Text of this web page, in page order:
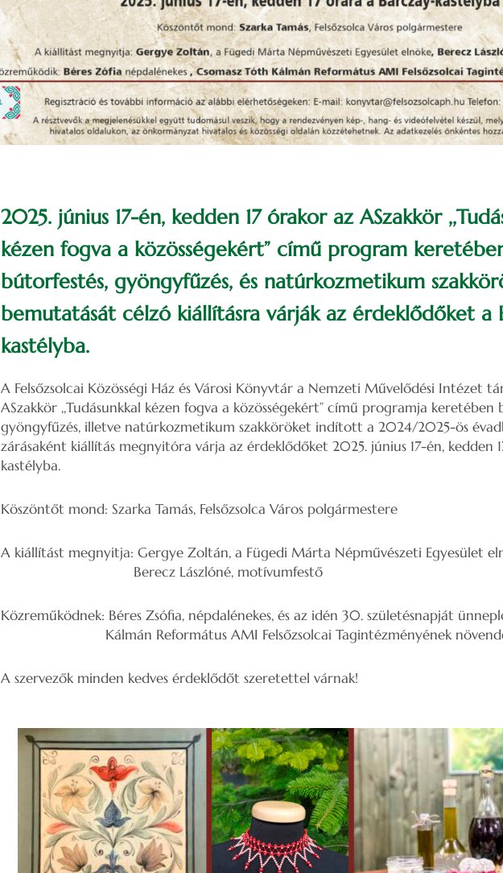
2025. június 17-én, kedden 17 órakor az ASzakkör
kézen fogva a közösségekért” című program
bútorfestés, gyöngyfűzés, és natúrkozmetikum
bemutatását célzó kiállításra várják az érdeklődőket a
kastélyba.
A Felsőzsolcai Közösségi Ház és Városi Könyvtár a Nemzeti Művelődési Intézet
ASzakkör ,,Tudásunkkal kézen fogva a közösségekért” című programja keretében
gyöngyfűzés, illetve natúrkozmetikum szakköröket indított a 2024/2025-ös
zárásaként kiállítás megnyitóra várja az érdeklődőket 2025. június 17-én, kedden
kastélyba.
Köszöntőt mond: Szarka Tamás, Felsőzsolca Város polgármestere
A kiállítást megnyitja: Gergye Zoltán, a Fügedi Márta Népművészeti Egyesület
Berecz Lászlóné, motívumfestő
Közreműködnek: Béres Zsófia, népdalénekes, és az idén 30. születésnapját
Kálmán Református AMI Felsőzsolcai Tagintézményének
A szervezők minden kedves érdeklődőt szeretettel várnak!